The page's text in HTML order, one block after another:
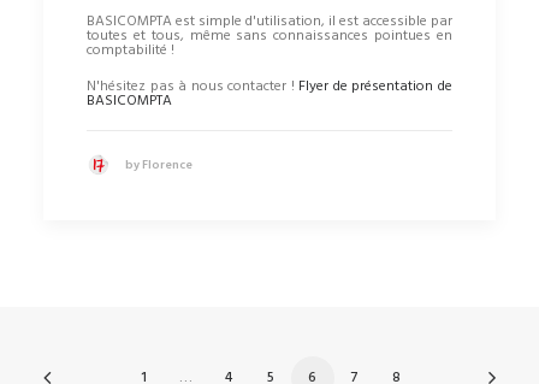
BASICOMPTA est simple d'utilisation, il est accessible par
toutes et tous, même sans connaissances pointues en
comptabilité !
N'hésitez pas à nous contacter ! Flyer de présentation de
BASICOMPTA
by Florence
1 … 4 5 6 7 8